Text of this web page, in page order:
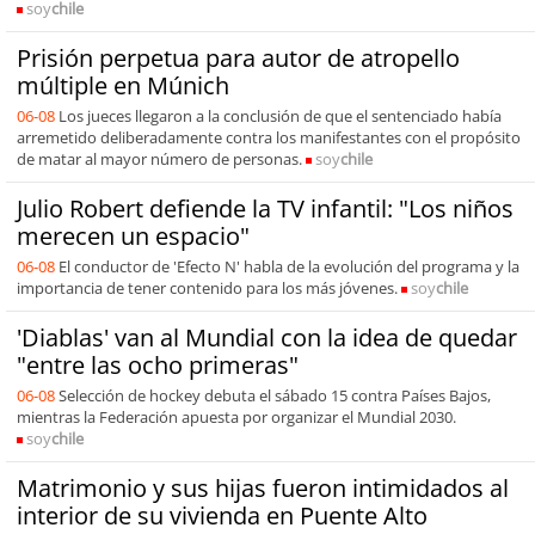
soychile
Prisión perpetua para autor de atropello
múltiple en Múnich
06-08 Los jueces llegaron a la conclusión de que el sentenciado había
arremetido deliberadamente contra los manifestantes con el propósito
de matar al mayor número de personas.
soychile
Julio Robert defiende la TV infantil: "Los niños
merecen un espacio"
06-08 El conductor de 'Efecto N' habla de la evolución del programa y la
importancia de tener contenido para los más jóvenes.
soychile
'Diablas' van al Mundial con la idea de quedar
"entre las ocho primeras"
06-08Selección de hockey debuta el sábado 15 contra Países Bajos,
mientras la Federación apuesta por organizar el Mundial 2030.
soychile
Matrimonio y sus hijas fueron intimidados al
interior de su vivienda en Puente Alto